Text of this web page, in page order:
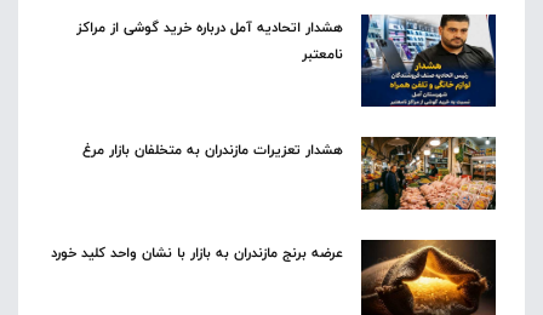
هشدار اتحادیه آمل درباره خرید گوشی از مراکز
نامعتبر
هشدار تعزیرات مازندران به متخلفان بازار مرغ
عرضه برنج مازندران به بازار با نشان واحد کلید خورد